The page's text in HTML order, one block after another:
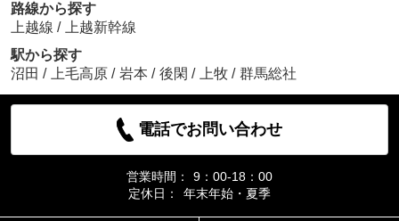
路線から探す
上越線 /
上越新幹線
駅から探す
沼田 / 上毛高原 / 岩本 / 後閑 / 上牧 / 群馬総社
電話でお問い合わせ
営業時間：
9：00-18：00
定休日：
年末年始・夏季